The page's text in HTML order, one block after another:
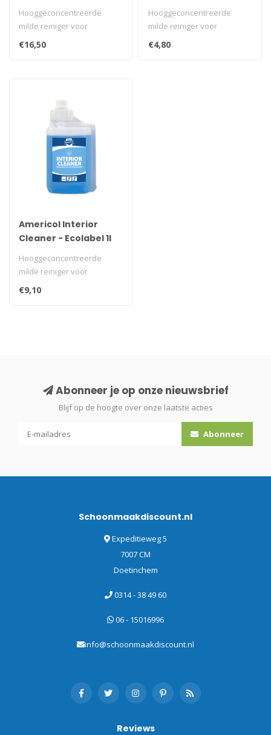
Hooggeconcentreerde
milde reiniger voor
dagelijkse reiniging van het
interieur...
€16,50
Hooggeconcentreerde
milde reiniger voor
dagelijkse reiniging van het
interieur...
€4,80
Americol Interior
Cleaner - Ecolabel 1l
Hooggeconcentreerde
milde reiniger voor
dagelijkse reiniging van het
interieur...
€9,10
Abonneer je op onze nieuwsbrief
Blijf op de hoogte over onze laatste acties
Abonneer
Schoonmaakdiscount.nl
Expeditieweg 5
7007 CM
Doetinchem
0314 - 38 49 60
06 - 15016996
info@schoonmaakdiscount.nl
Reviews